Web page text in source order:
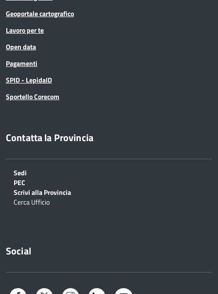
Geoportale cartografico
Lavoro per te
Open data
Pagamenti
SPID - LepidaID
Sportello Corecom
Contatta la Provincia
Sedi
PEC
Scrivi alla Provincia
Cerca Ufficio
Social
Facebook Twitter Instagram LinkedIn